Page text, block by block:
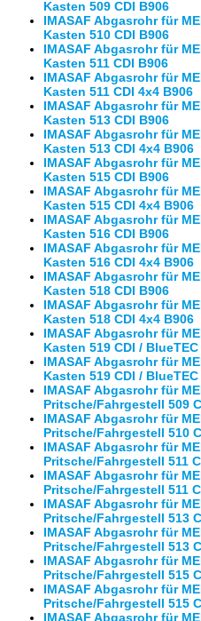
Kasten 509 CDI B906
IMASAF Abgasrohr für
Kasten 510 CDI B906
IMASAF Abgasrohr für
Kasten 511 CDI B906
IMASAF Abgasrohr für
Kasten 511 CDI 4x4 B906
IMASAF Abgasrohr für
Kasten 513 CDI B906
IMASAF Abgasrohr für
Kasten 513 CDI 4x4 B906
IMASAF Abgasrohr für
Kasten 515 CDI B906
IMASAF Abgasrohr für
Kasten 515 CDI 4x4 B906
IMASAF Abgasrohr für
Kasten 516 CDI B906
IMASAF Abgasrohr für
Kasten 516 CDI 4x4 B906
IMASAF Abgasrohr für
Kasten 518 CDI B906
IMASAF Abgasrohr für
Kasten 518 CDI 4x4 B906
IMASAF Abgasrohr für
Kasten 519 CDI / BlueTEC
IMASAF Abgasrohr für
Kasten 519 CDI /
IMASAF Abgasrohr für
Pritsche/Fahrgestell 509
IMASAF Abgasrohr für
Pritsche/Fahrgestell 510
IMASAF Abgasrohr für
Pritsche/Fahrgestell 511
IMASAF Abgasrohr für
Pritsche/Fahrgestell 511
IMASAF Abgasrohr für
Pritsche/Fahrgestell 513
IMASAF Abgasrohr für
Pritsche/Fahrgestell 513
IMASAF Abgasrohr für
Pritsche/Fahrgestell 515
IMASAF Abgasrohr für
Pritsche/Fahrgestell 515
IMASAF Abgasrohr für